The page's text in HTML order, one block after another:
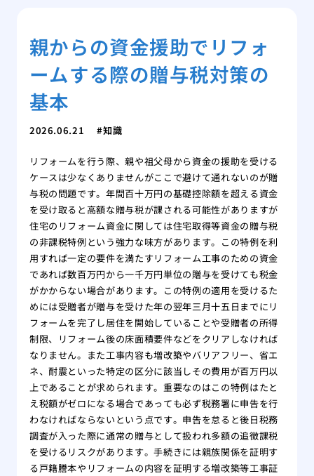
親からの資金援助でリフォ
ームする際の贈与税対策の
基本
2026.06.21 知識
リフォームを行う際、親や祖父母から資金の援助を受ける
ケースは少なくありませんがここで避けて通れないのが贈
与税の問題です。年間百十万円の基礎控除額を超える資金
を受け取ると高額な贈与税が課される可能性がありますが
住宅のリフォーム資金に関しては住宅取得等資金の贈与税
の非課税特例という強力な味方があります。この特例を利
用すれば一定の要件を満たすリフォーム工事のための資金
であれば数百万円から一千万円単位の贈与を受けても税金
がかからない場合があります。この特例の適用を受けるた
めには受贈者が贈与を受けた年の翌年三月十五日までにリ
フォームを完了し居住を開始していることや受贈者の所得
制限、リフォーム後の床面積要件などをクリアしなければ
なりません。また工事内容も増改築やバリアフリー、省エ
ネ、耐震といった特定の区分に該当しその費用が百万円以
上であることが求められます。重要なのはこの特例はたと
え税額がゼロになる場合であっても必ず税務署に申告を行
わなければならないという点です。申告を怠ると後日税務
調査が入った際に通常の贈与として扱われ多額の追徴課税
を受けるリスクがあります。手続きには親族関係を証明す
る戸籍謄本やリフォームの内容を証明する増改築等工事証